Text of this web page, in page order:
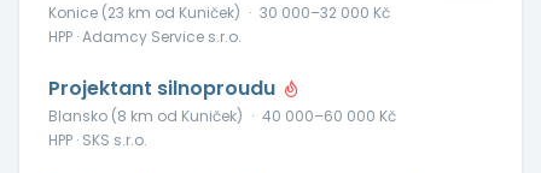
Konice (23 km od Kuniček) · 30 000–32 000 Kč
HPP · Adamcy Service s.r.o.
Projektant silnoproudu
Blansko (8 km od Kuniček) · 40 000–60 000 Kč
HPP · SKS s.r.o.